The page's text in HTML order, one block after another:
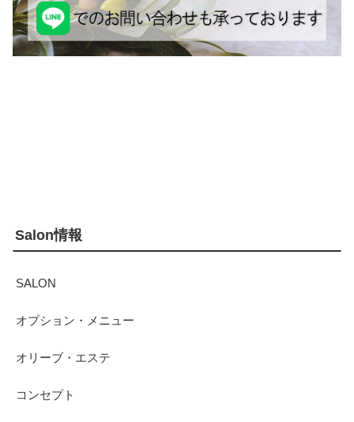
Salon情報
SALON
オプション・メニュー
オリーブ・エステ
コンセプト